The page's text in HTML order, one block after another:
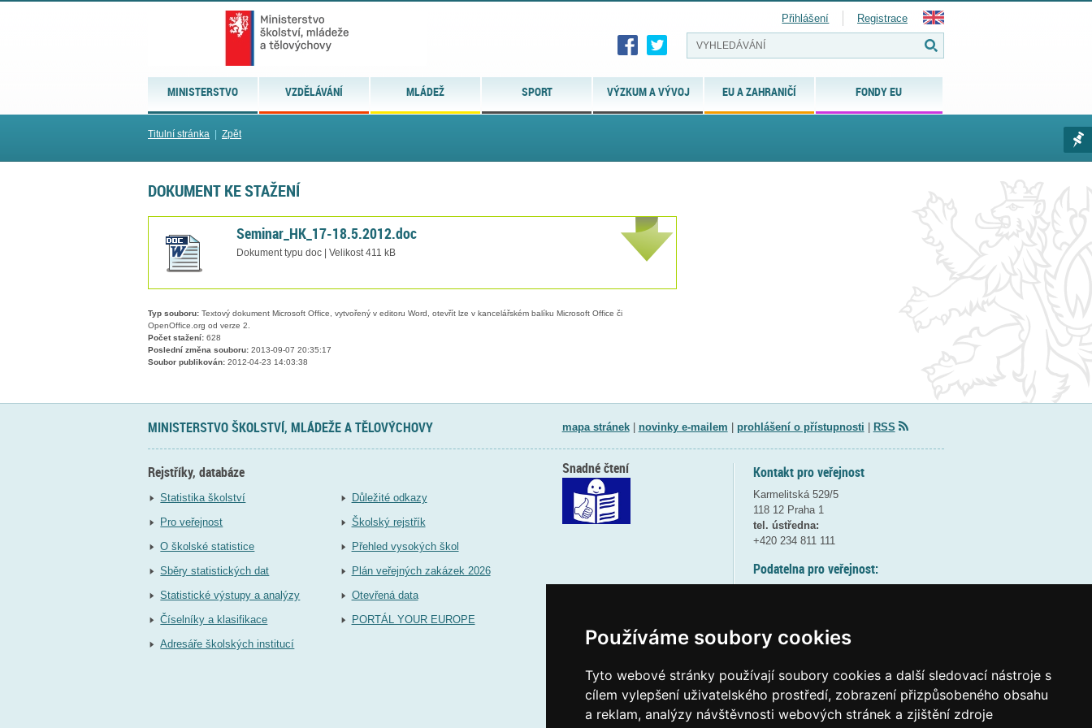
Používáme soubory cookies
Tyto webové stránky používají soubory cookies a další sledovací nástroje s
cílem vylepšení uživatelského prostředí, zobrazení přizpůsobeného obsahu
a reklam, analýzy návštěvnosti webových stránek a zjištění zdroje
MINISTERSTVO VZDĚLÁVÁNÍ MLÁDEŽ SPORT VÝZKUM A VÝVOJ EU A ZAHRANIČÍ FONDY EU
Přihlášení Registrace
Titulní stránka Zpět
DOKUMENT KE STAŽENÍ
Seminar_HK_17-18.5.2012.doc
Dokument typu doc | Velikost 411 kB
Typ souboru: Textový dokument Microsoft Office, vytvořený v editoru Word, otevřít lze v kancelářském balíku Microsoft Office či
OpenOffice.org od verze 2.
Počet stažení: 628
Poslední změna souboru: 2013-09-07 20:35:17
Soubor publikován: 2012-04-23 14:03:38
MINISTERSTVO ŠKOLSTVÍ, MLÁDEŽE A TĚLOVÝCHOVY mapa stránek| novinky e-mailem prohlášení o přístupnosti RSS
Rejstříky, databáze
Statistika školství
Pro veřejnost
O školské statistice
Sběry statistických dat
Statistické výstupy a analýzy
Číselníky a klasifikace
Adresáře školských institucí
Důležité odkazy
Školský rejstřík
Přehled vysokých škol
Plán veřejných zakázek 2026
Otevřená data
PORTÁL YOUR EUROPE
Kontakt pro veřejnost
Karmelitská 529/5
118 12 Praha 1
tel. ústředna:
+420 234 811 111
Podatelna pro veřejnost:
(více informací
Elektronická podatelna:
posta@msmtgov cz
Snadné čtení